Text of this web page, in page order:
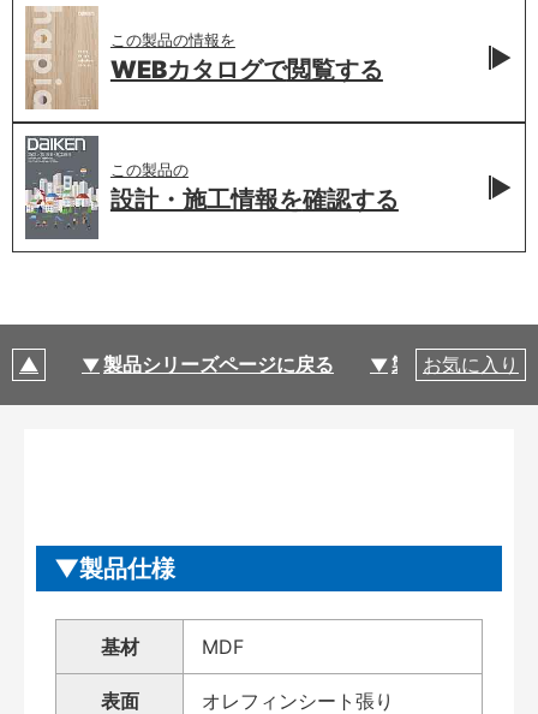
この製品の情報を
WEBカタログで閲覧する
この製品の
設計・施工情報を確認する
製品シリーズページに戻る 製品仕様
お気に入り
製品仕様
基材 MDF
表面 オレフィンシート張り